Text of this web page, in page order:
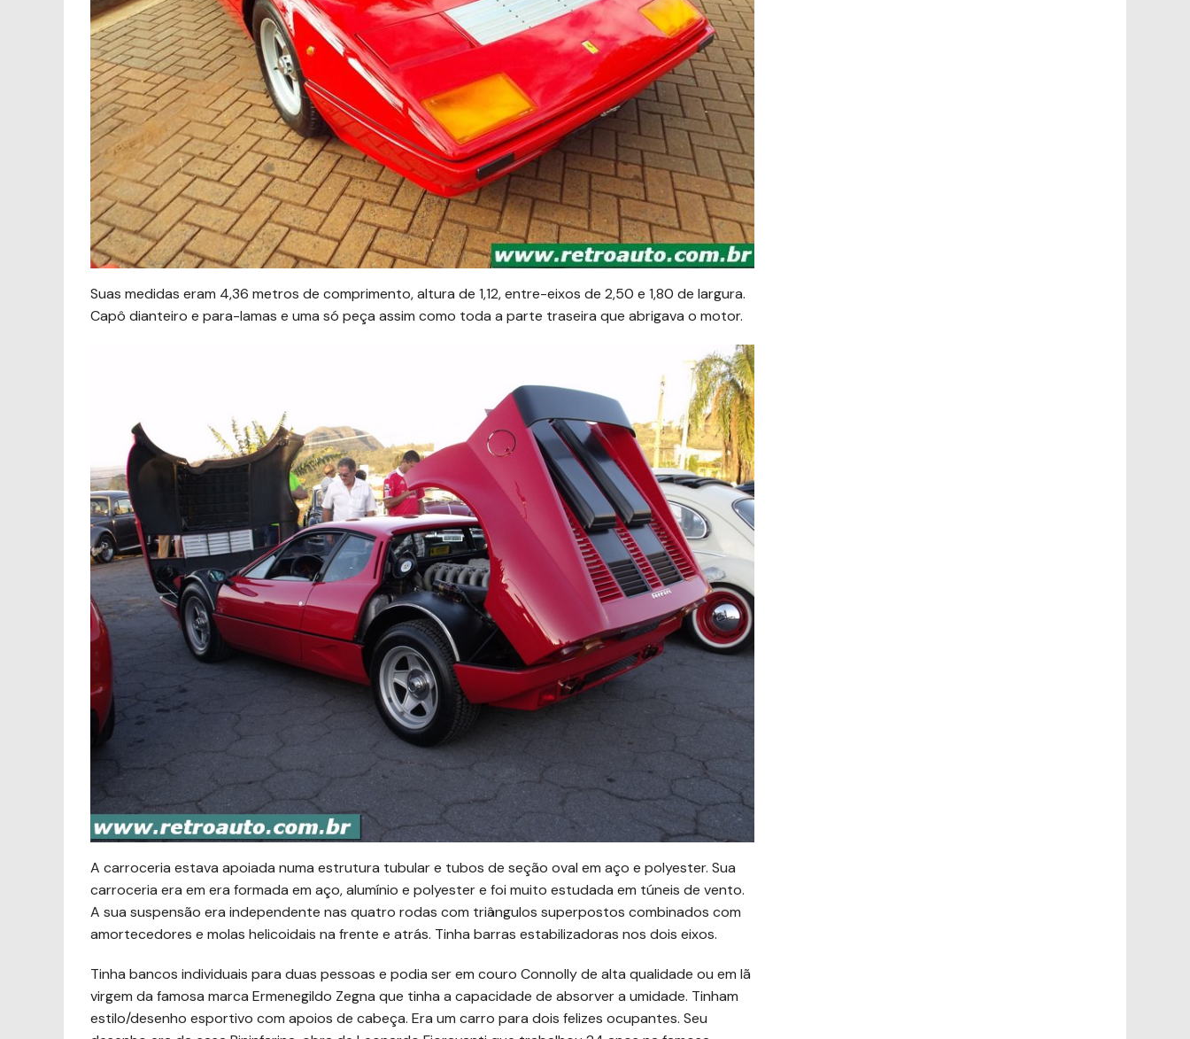
Suas medidas eram 4,36 metros de comprimento, altura de 1,12, entre-eixos de 2,50 e 1,80 de largura.
Capô dianteiro e para-lamas e uma só peça assim como toda a parte traseira que abrigava o motor.
A carroceria estava apoiada numa estrutura tubular e tubos de seção oval em aço e polyester. Sua
carroceria era em era formada em aço, alumínio e polyester e foi muito estudada em túneis de vento.
A sua suspensão era independente nas quatro rodas com triângulos superpostos combinados com
amortecedores e molas helicoidais na frente e atrás. Tinha barras estabilizadoras nos dois eixos.
Tinha bancos individuais para duas pessoas e podia ser em couro Connolly de alta qualidade ou em lã
virgem da famosa marca Ermenegildo Zegna que tinha a capacidade de absorver a umidade. Tinham
estilo/desenho esportivo com apoios de cabeça. Era um carro para dois felizes ocupantes. Seu